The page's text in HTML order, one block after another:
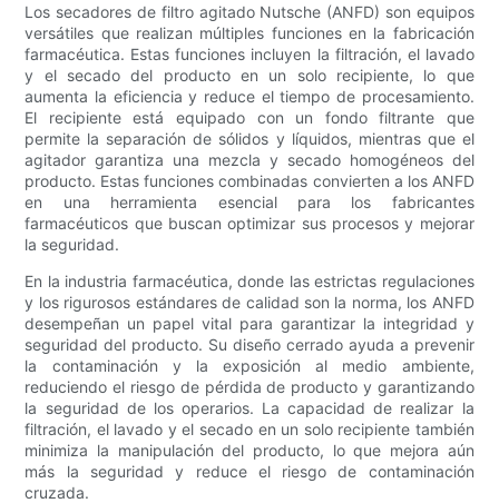
Los secadores de filtro agitado Nutsche (ANFD) son equipos
versátiles que realizan múltiples funciones en la fabricación
farmacéutica. Estas funciones incluyen la filtración, el lavado
y el secado del producto en un solo recipiente, lo que
aumenta la eficiencia y reduce el tiempo de procesamiento.
El recipiente está equipado con un fondo filtrante que
permite la separación de sólidos y líquidos, mientras que el
agitador garantiza una mezcla y secado homogéneos del
producto. Estas funciones combinadas convierten a los ANFD
en una herramienta esencial para los fabricantes
farmacéuticos que buscan optimizar sus procesos y mejorar
la seguridad.
En la industria farmacéutica, donde las estrictas regulaciones
y los rigurosos estándares de calidad son la norma, los ANFD
desempeñan un papel vital para garantizar la integridad y
seguridad del producto. Su diseño cerrado ayuda a prevenir
la contaminación y la exposición al medio ambiente,
reduciendo el riesgo de pérdida de producto y garantizando
la seguridad de los operarios. La capacidad de realizar la
filtración, el lavado y el secado en un solo recipiente también
minimiza la manipulación del producto, lo que mejora aún
más la seguridad y reduce el riesgo de contaminación
cruzada.